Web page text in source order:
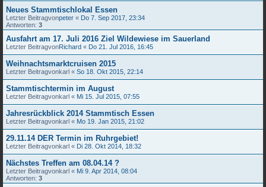
Neues Stammtischlokal Essen
Letzter Beitragvonpeter « Do 7. Sep 2017, 23:34
Antworten: 3
Ausfahrt am 17. Juli 2016 Ziel Wildewiese im Sauerland
Letzter BeitragvonRichard « Do 21. Jul 2016, 16:45
Weihnachtsmarktcruisen 2015
Letzter Beitragvonkarl « So 18. Okt 2015, 22:14
Stammtischtermin im August
Letzter Beitragvonkarl « Mi 15. Jul 2015, 07:55
Jahresrückblick 2014 Stammtisch Essen
Letzter Beitragvonkarl « Mo 19. Jan 2015, 21:02
29.11.14 DER Termin im Ruhrgebiet!
Letzter Beitragvonkarl « Di 28. Okt 2014, 18:32
Nächstes Treffen am 08.04.14 ?
Letzter Beitragvonkarl « Mi 9. Apr 2014, 08:04
Antworten: 3